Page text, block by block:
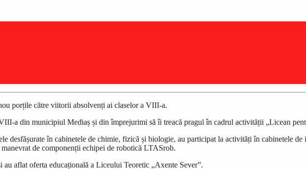
porțile către viitorii absolvenți ai claselor a VIII-a.
a din municipiul Mediaș și din împrejurimi să îi treacă pragul în cadrul activității „Licean
desfășurate în cabinetele de chimie, fizică și biologie, au participat la activități în cabinetele
de componenții echipei de robotică LTASrob.
aflat oferta educațională a Liceului Teoretic „Axente Sever”.